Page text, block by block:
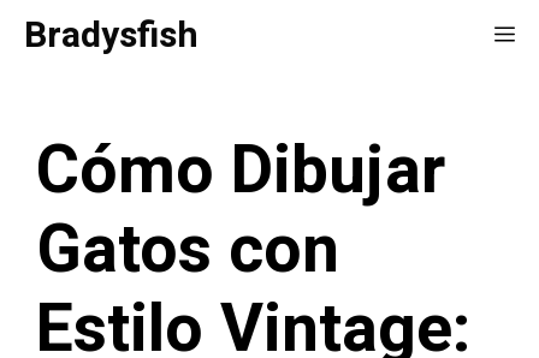
SaltarBradysfish
Cómo Dibujar
Gatos con
Estilo Vintage: